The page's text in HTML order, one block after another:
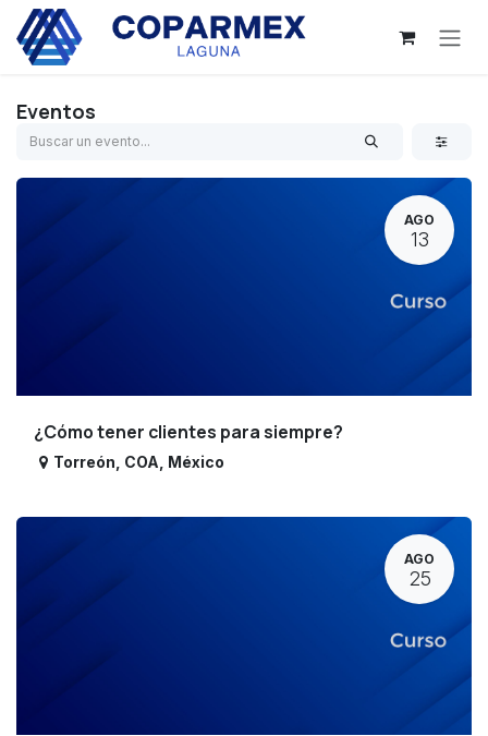
Ir al contenido
Eventos
AGO
13
¿Cómo tener clientes para siempre?
Torreón COA México
AGO
25